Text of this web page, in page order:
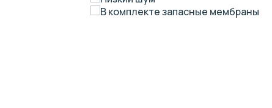
В комплекте запасные мембраны